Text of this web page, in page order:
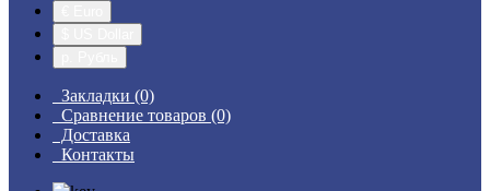
Закладки (0)
Сравнение товаров (0)
Доставка
Контакты